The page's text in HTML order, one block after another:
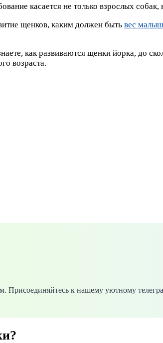
касается не только взрослых
щенков, каким должен быть вес
как развиваются щенки йорка, до
возраста.
Присоединяйтесь к нашему уютному